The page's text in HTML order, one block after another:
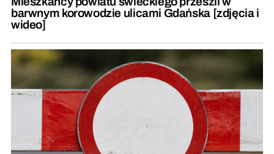
barwnym korowodzie ulicami Gdańska [zdjęcia i
wideo]